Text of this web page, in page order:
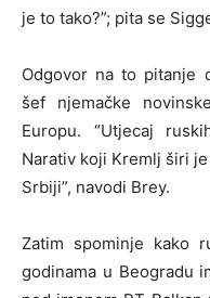
je to tako?”; pita se
Odgovor na to pitanje
šef njemačke
Europu. “Utjecaj
Narativ koji Kremlj širi
Srbiji”, navodi Brey.
Zatim spominje kako
godinama u Beogradu